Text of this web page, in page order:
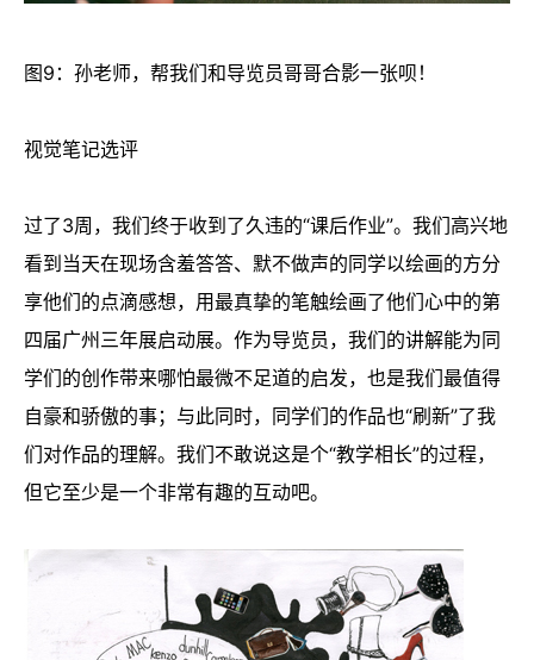
图9：孙老师，帮我们和导览员哥哥合影一张呗！
视觉笔记选评
过了3周，我们终于收到了久违的“课后作业”。我们高兴地
看到当天在现场含羞答答、默不做声的同学以绘画的方分
享他们的点滴感想，用最真挚的笔触绘画了他们心中的第
四届广州三年展启动展。作为导览员，我们的讲解能为同
学们的创作带来哪怕最微不足道的启发，也是我们最值得
自豪和骄傲的事；与此同时，同学们的作品也“刷新”了我
们对作品的理解。我们不敢说这是个“教学相长”的过程，
但它至少是一个非常有趣的互动吧。